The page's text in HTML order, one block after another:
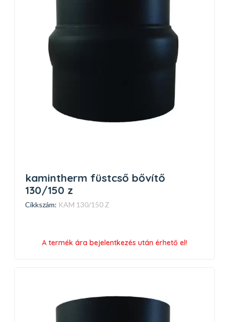
kamintherm füstcső bővítő
130/150 z
Cikkszám: KAM 130/150 Z
A termék ára bejelentkezés után érhető el!